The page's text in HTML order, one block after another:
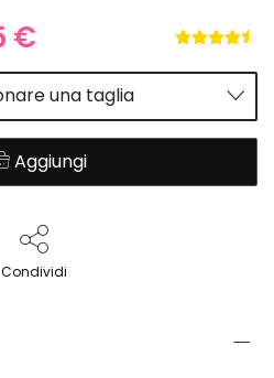
€
una taglia
Aggiungi
Condividi